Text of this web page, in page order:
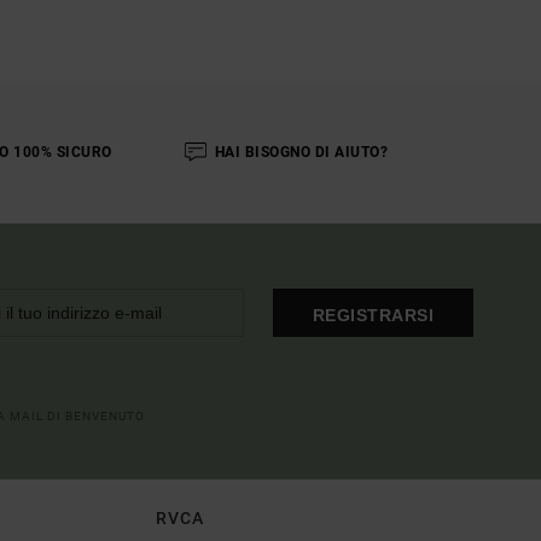
100% SICURO HAI BISOGNO DI AIUTO?
REGISTRARSI
RVCA